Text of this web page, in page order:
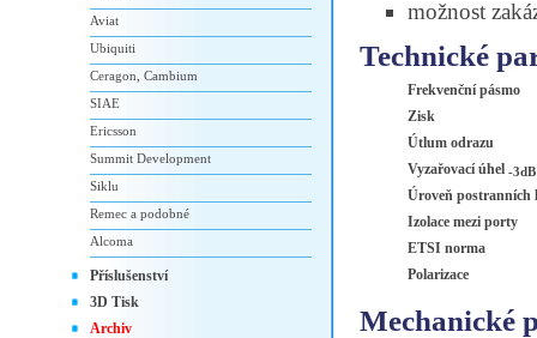
možnost
Technické
Frekvenční pásmo
Zisk
Útlum odrazu
Vyzařovací úhel -3dB
Úroveň postranních
Izolace mezi porty
ETSI norma
Polarizace
Mechanické
Aviat
Ubiquiti
Ceragon, Cambium
SIAE
Ericsson
Summit Development
Siklu
Remec a podobné
Alcoma
Příslušenství
3D Tisk
Archiv